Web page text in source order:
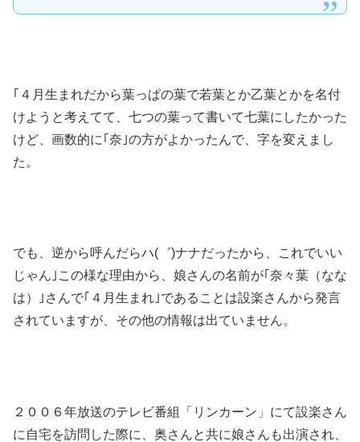
｢４月生まれだから葉っぱの葉で若葉とか乙葉とかを名付
けようと考えてて、七つの葉って書いて七葉にしたかった
けど、画数的に｢奈｣の方がよかったんで、字を変えまし
た。
でも、逆から呼んだらハ(゛)ナナだったから、これでいい
じゃん｣この様な理由から、娘さんの名前が｢奈々葉（なな
は）｣さんで｢４月生まれ｣であることは設楽さんから発言
されていますが、その他の情報は出ていません。
２００６年放送のテレビ番組「リンカーン」にて設楽さん
に自宅を訪問した際に、奥さんと共に娘さんも出演され、